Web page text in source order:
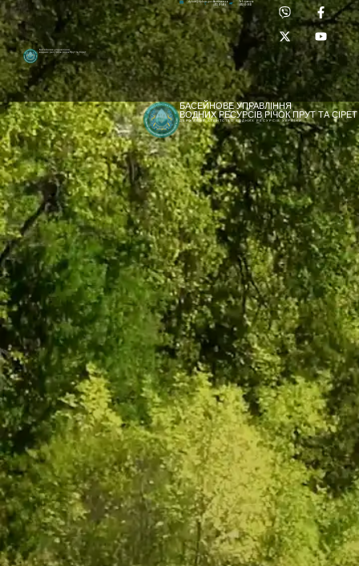
[newyear_garland]
Басейнове управління
водних ресурсів річок Прут та Сірет
Лабораторія:
(0372) 53-92-00
dpbuvr@dpbuvr.gov.uaПриймальня:
(0372) 51-14-56
БАСЕЙНОВЕ УПРАВЛІННЯ
ВОДНИХ РЕСУРСІВ РІЧОК ПРУТ ТА СІРЕТ
ДЕРЖАВНЕ АГЕНТСТВО ВОДНИХ РЕСУРСІВ УКРАЇНИ